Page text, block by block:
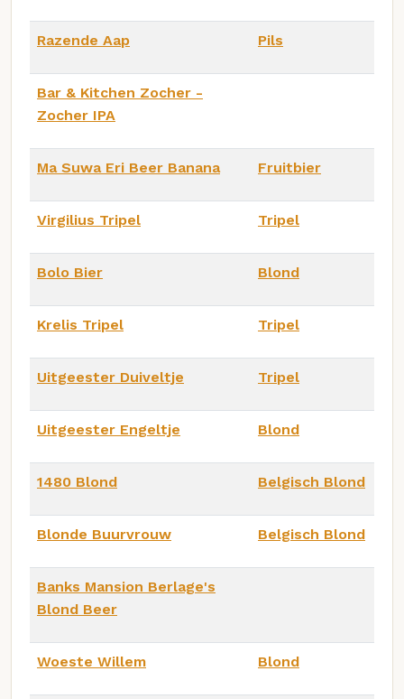
Razende Aap Pils
Bar & Kitchen Zocher -
Zocher IPA
Ma Suwa Eri Beer Banana Fruitbier
Virgilius Tripel Tripel
Bolo Bier Blond
Krelis Tripel Tripel
Uitgeester Duiveltje Tripel
Uitgeester Engeltje Blond
1480 Blond Belgisch Blond
Blonde Buurvrouw Belgisch Blond
Banks Mansion Berlage's
Blond Beer
Woeste Willem Blond